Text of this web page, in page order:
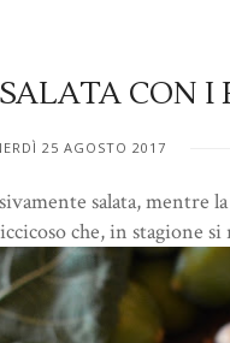
CON I
25 AGOSTO 2017
salata, mentre
che, in stagione